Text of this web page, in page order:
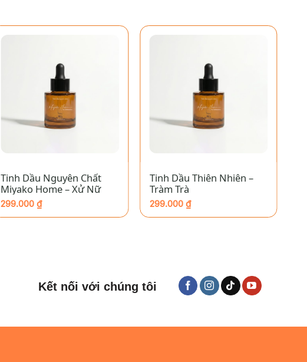
Tinh Dầu Nguyên Chất
Miyako Home – Xử Nữ
299.000₫
Tinh Dầu Thiên Nhiên –
Tràm Trà
299.000 ₫
Kết nối với chúng tôi